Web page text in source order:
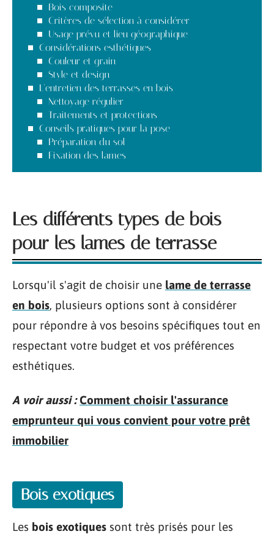
Bois composite
Critères de sélection à considérer
Usage prévu et lieu géographique
Considérations esthétiques
Couleur et grain
Style et design
L'entretien des terrasses en bois
Nettoyage régulier
Traitements et protections
Conseils pratiques pour la pose
Préparation du sol
Fixation des lames
Les différents types de bois
pour les lames de terrasse
Lorsqu'il s'agit de choisir une lame de terrasse
en bois, plusieurs options sont à considérer
pour répondre à vos besoins spécifiques tout en
respectant votre budget et vos préférences
esthétiques.
A voir aussi : Comment choisir l'assurance
emprunteur qui vous convient pour votre prêt
immobilier
Bois exotiques
Les bois exotiques sont très prisés pour les